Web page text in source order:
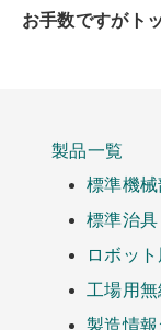
お手数ですがト
製品一覧
標準機
標準治具
ロボッ
工場用
製造情